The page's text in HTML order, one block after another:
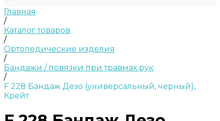
Главная
/
Каталог товаров
/
Ортопедические изделия
/
Бандажи / повязки при травмах рук
/
F 228 Бандаж Дезо (универсальный, черный),
Крейт